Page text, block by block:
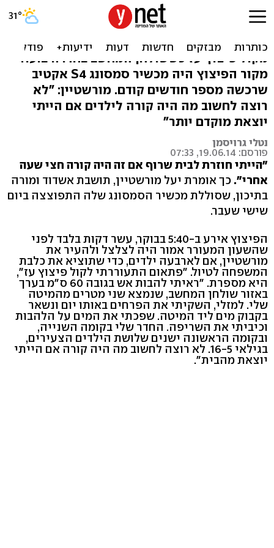
"הילדים חשבו שנפל פה טיל"
יעל מורשטיין מאשדוד התעוררה ב-5:40 בבוקר
מקול פיצוץ עז כששולחן המחשב בחדרה בוער.
מקור הפיצוץ היה מכשיר סמסונג S4 אקטיב
שרכשה מספר חודשים קודם. מורשטיין: "לא
רוצה לחשוב מה היה קורה לילדים אם הייתי
יוצאת מוקדם יותר"
נטלי גרויסמן
פורסם: 19.06.14, 07:33
"הייתי חוזרת לבית שרוף אם זה היה קורה חצי שעה
אחרי". כך אומרת יעל מורשטיין, תושבת אשדוד ומורה
בתיכון, שסוללת מכשיר הסמסונג שלה התפוצצה ביום
שישי שעבר.
הפיצוץ אירע ב-5:40 בבוקר, עשר דקות בלבד לפני
שהשעון המעורר אמור היה לצלצל ולהעיר את
מורשטיין, אם לארבעה ילדים, כדי שתוציא את כלבת
המשפחה לטיול. "פתאום התעוררתי לקול פיצוץ עז",
היא מספרת. "ראיתי להבות אש בגובה 60 ס"מ בערך
באזור שולחן המחשב, שנמצא שני מטרים מהמיטה
שלי. למזלי, השקיתי את הפרחים באותו יום ונשאר
בקבוק מים ליד המיטה. שפכתי את המים על הלהבות
וכיביתי את השריפה. החדר שלי בקומה השנייה,
ובקומה הראשונה ישנים שלושת הילדים הצעירים,
בגילאי 16-5. לא רוצה לחשוב מה היה קורה אם הייתי
יוצאת מהבית".